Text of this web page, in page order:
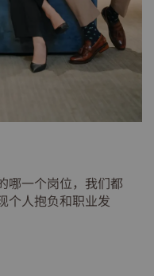
哪一个岗位，我们都
个人抱负和职业发